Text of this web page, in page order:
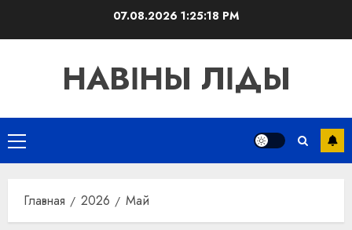
07.08.2026 1:25:18 PM
НАВІНЫ ЛІДЫ
Основное
меню
Главная 2026 Май